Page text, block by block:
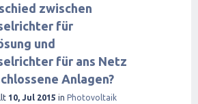
zwischen
für
und
für ans Netz
Anlagen?
10, Jul 2015 in Photovoltaik